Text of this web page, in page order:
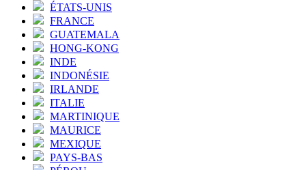
ÉTATS-UNIS
FRANCE
GUATEMALA
HONG-KONG
INDE
INDONÉSIE
IRLANDE
ITALIE
MARTINIQUE
MAURICE
MEXIQUE
PAYS-BAS